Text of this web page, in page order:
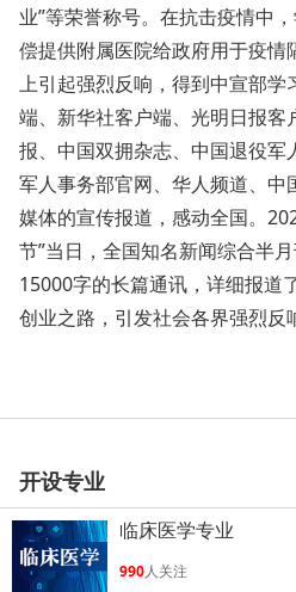
业”等荣誉称号。在抗击疫情中
偿提供附属医院给政府用于疫情
上引起强烈反响，得到中宣部学
端、新华社客户端、光明日报
报、中国双拥杂志、中国退役军
军人事务部官网、华人频道、中
媒体的宣传报道，感动全国。
节”当日，全国知名新闻综合半
15000字的长篇通讯，详细报道
创业之路，引发社会各界强烈反
开设专业
临床医学专业
990人关注